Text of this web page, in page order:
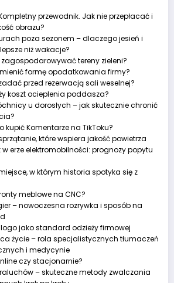
przewodnik. Jak nie przepłacać i
obrazu?
poza sezonem – dlaczego jesień i
niż wakacje?
zagospodarowywać tereny zieleni?
formę opodatkowania firmy?
przed rezerwacją sali weselnej?
koszt ocieplenia poddasza?
u dorosłych – jak skutecznie chronić
kupić Komentarze na TikToku?
które wspiera jakość powietrza
w erze elektromobilności: prognozy popytu
w którym historia spotyka się z
meblowe na CNC?
– nowoczesna rozrywka i sposób na
logo jako standard odzieży firmowej
życie – rola specjalistycznych tłumaczeń
i medycynie
czy stacjonarnie?
– skuteczne metody zwalczania